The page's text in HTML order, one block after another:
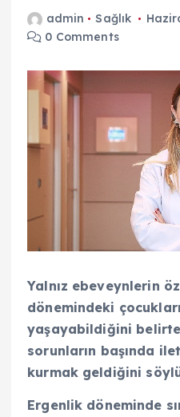
admin Sağlık
0 Comments
Yalnız ebeveynlerin
dönemindeki
yaşayabildiğini
sorunların başında
kurmak geldiğini
Ergenlik döneminde